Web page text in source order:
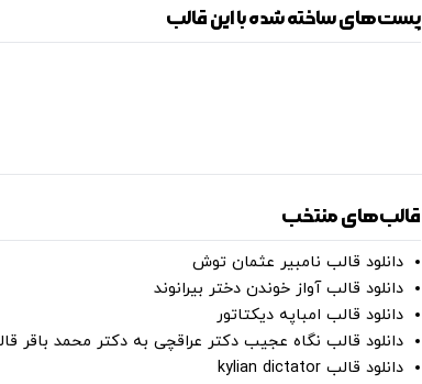
پست‌های ساخته شده با این قالب
قالب‌های منتخب
دانلود قالب نامبیر عثمان ‌توش
دانلود قالب آواز خوندن دختر بیرانوند
دانلود قالب امباپه دیکتاتور
دانلود قالب نگاه عجیب دکتر عراقچی به دکتر محمد باقر
دانلود قالب kylian dictator